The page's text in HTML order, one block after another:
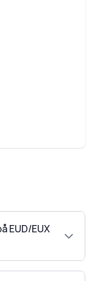
EUD/EUX